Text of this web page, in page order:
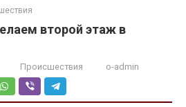
второй этаж в
Происшествия o-admin